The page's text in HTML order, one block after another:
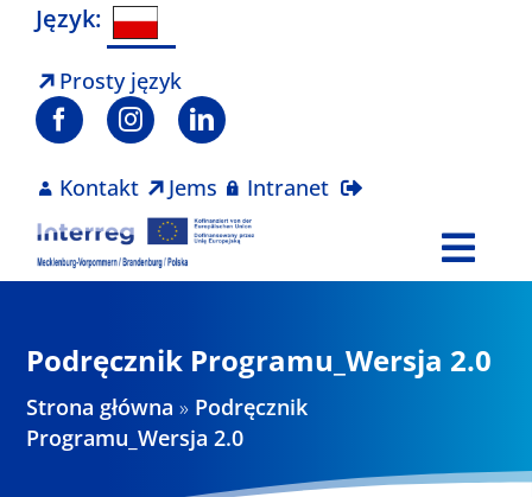
Skip
content
Język:
Prosty język
Kontakt Jems Intranet
Projekty
Podręcznik Programu_Wersja 2.0
Strona główna » Podręcznik
Programu_Wersja 2.0